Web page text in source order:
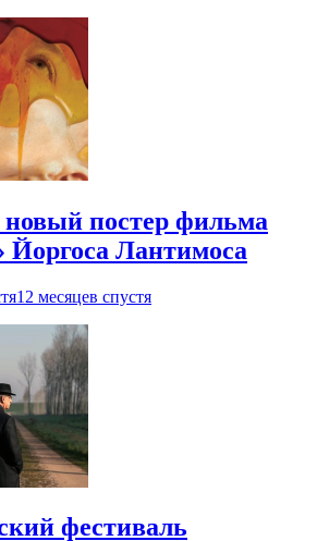
постер фильма
Йоргоса Лантимоса
12 месяцев спустя
фестиваль